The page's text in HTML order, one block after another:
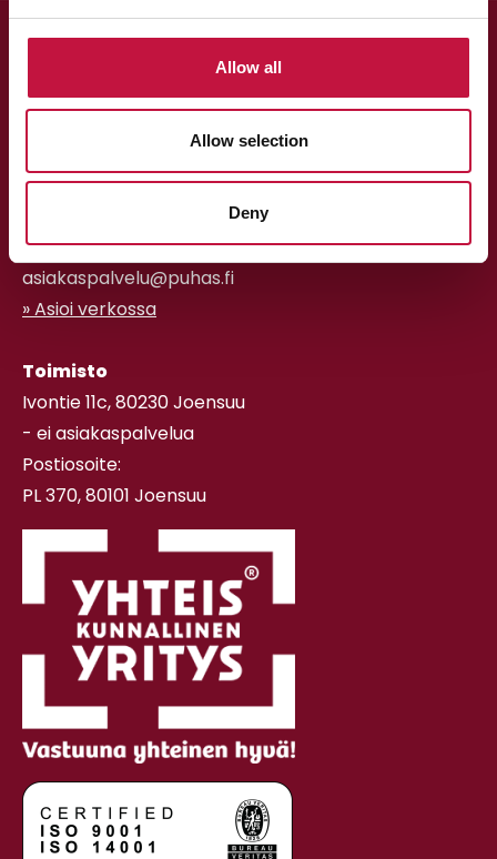
Allow all
Allow selection
Deny
013 318 198 arkisin klo 9–15
asiakaspalvelu@puhas.fi
» Asioi verkossa
Toimisto
Ivontie 11c, 80230 Joensuu
- ei asiakaspalvelua
Postiosoite:
PL 370, 80101 Joensuu